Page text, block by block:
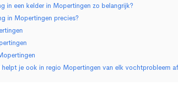
in een kelder in Mopertingen zo belangrijk?
in Mopertingen precies?
je ook in regio Mopertingen van elk vochtprobleem af